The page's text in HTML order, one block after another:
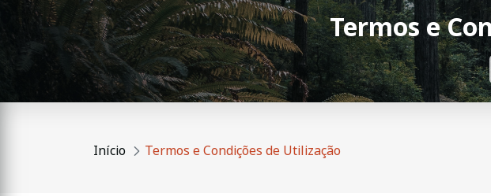
Termos e
Início Termos e Condições de Utilização